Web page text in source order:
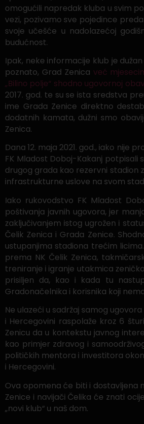
omogućili napredak kluba u svim
vezi, pozivamo sve pojedince
svoje učešće u nadolazećoj
budućnost.
Ipak, neke informacije klub je
poznato, Grad Zenica već
„Bilino polje“ shodno ugovornoj
2017. god. te su se ista sredstva
ime Grada Zenice direktno
dodatnih kamata, dužni smo
Zenica.
Dana 12. maja 2021. god., iako nije
FK Mladost Doboj-Kakanj potpisali
drugog grada kao rezervni stadion
infrastrukturne uslove na svom
Iako rukovodstvo FK Mladost
poštivanja javnih ugovora, jer
zaključivanjem istog ugrožen i
Čelik Zenica i Grada Zenice.
ustupanjima stadiona trećim
prema NK Čelik Zenica,
treniranje i igranje utakmica
prisiljen da, kao i kada tu
Gradonačelnika i korisnika koji
Ne ulazeći u sadržaj samog
i Hercegovini raspolaže kroz 6
Zenicu da u kontekstu javnog
kao primjer zdravog i
političkih mentora i investitora
i Hercegovini.
Ova opomena će biti i dostavljena
Zenice i navijači Čelika će znati
„novi klub“ u naš dom.